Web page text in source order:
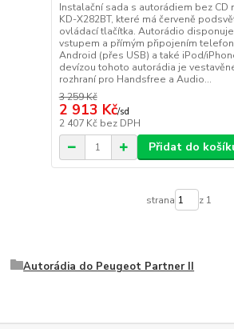
Instalační sada s autorádiem bez CD
KD-X282BT, které má červeně
ovládací tlačítka. Autorádio disponuje
vstupem a přímým připojením
Android (přes USB) a také iPod/
devízou tohoto autorádia je
rozhraní pro Handsfree a Audio...
3 259 Kč
2 913 Kč/sd
2 407 Kč bez DPH
Přidat do
strana z 1
Autorádia do Peugeot Partner II